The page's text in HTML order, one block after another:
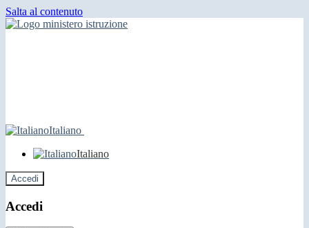
Salta al contenuto
Italiano
Italiano
Accedi
Accedi